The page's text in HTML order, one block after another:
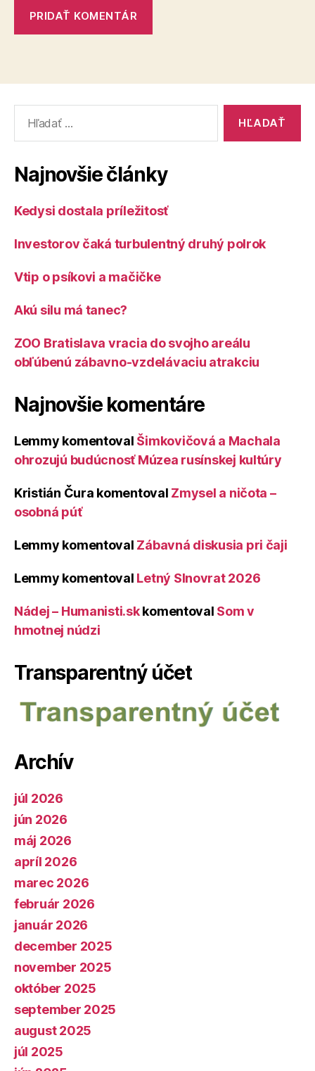
Najnovšie články
Kedysi dostala príležitosť
Investorov čaká turbulentný druhý polrok
Vtip o psíkovi a mačičke
Akú silu má tanec?
ZOO Bratislava vracia do svojho areálu
obľúbenú zábavno-vzdelávaciu atrakciu
Najnovšie komentáre
Lemmy komentoval Šimkovičová a Machala
ohrozujú budúcnosť Múzea rusínskej kultúry
Kristián Čura komentoval Zmysel a ničota –
osobná púť
Lemmy komentoval Zábavná diskusia pri čaji
Lemmy komentoval Letný Slnovrat 2026
Nádej – Humanisti.skkomentoval Som v
hmotnej núdzi
Transparentný účet
Archív
júl 2026
jún 2026
máj 2026
apríl 2026
marec 2026
február 2026
január 2026
december 2025
november 2025
október 2025
september 2025
august 2025
júl 2025